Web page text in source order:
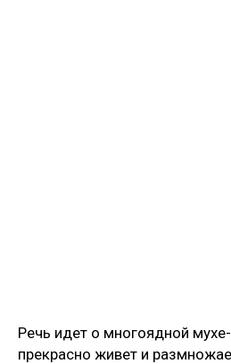
Речь идет о многоядной
прекрасно живет и